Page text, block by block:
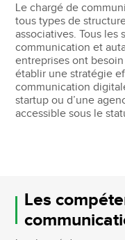
Le chargé de
tous types de
associatives. Tous les
communication et
entreprises ont
établir une stratégie
communication
startup ou d’une
accessible sous le
Les